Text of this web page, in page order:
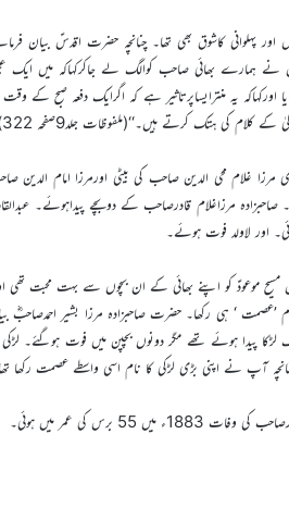
پہلوانی کاشوق بھی تھا۔ چنانچہ حضرت اقدسؑ بیان
ہمارے بھائی صاحب کوالگ لے جاکرکہاکہ میں ایک
اورکہاکہ یہ منترایساپرتاثیر ہے کہ اگرایک دفعہ
کے کلام کی ہتک کرتے ہیں۔‘‘(ملفوظات جلد9صفحہ 322)
غلام محی الدین صاحب کی بیٹی اورمرزا امام الدین
مرزاغلام قادرصاحب کے دوبچے پیداہوئے۔
اور لاولد فوت ہوئے۔
موعودؑ کو اپنے بھائی کے ان بچوں سے بہت محبت
’عصمت ‘ ہی رکھا۔ حضرت صاحبزادہ مرزا بشیر احمدصاحبؓ
لڑکا پیدا ہوئے تھے مگر دونوں بچپن میں فوت ہوگئے۔
آپ نے اپنی بڑی لڑکی کا نام اسی واسطے عصمت رکھا
1883ء میں 55 برس کی عمر میں ہوئی۔